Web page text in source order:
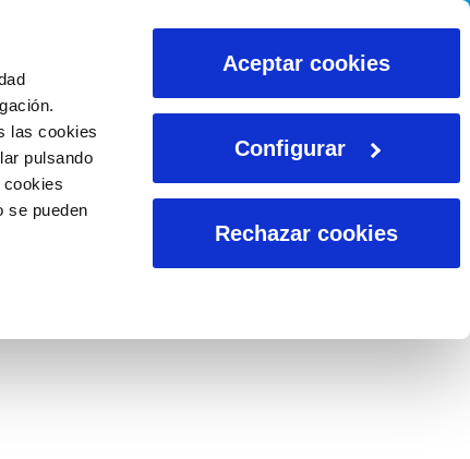
las cookies
pulsando
cookies
se pueden
Aceptar cookies
Configurar
Rechazar cookies